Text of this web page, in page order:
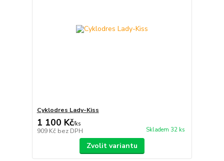
Cyklodres Lady-Kiss
1 100 Kč/ks
909 Kč bez DPH Skladem 32 ks
Zvolit variantu